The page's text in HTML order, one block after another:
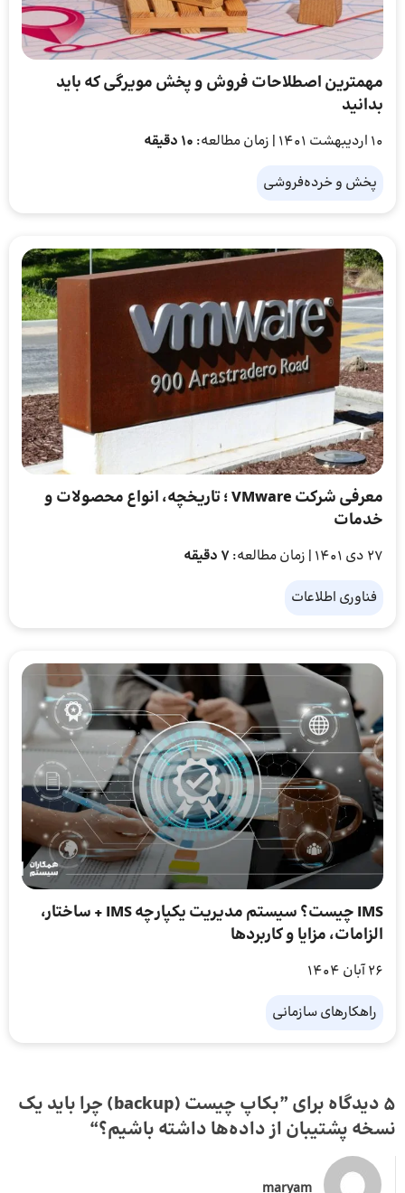
مهمترین اصطلاحات فروش و پخش مویرگی که باید
بدانید
10 اردیبهشت 1401 | زمان مطالعه: 10 دقیقه
پخش و خرده‌فروشی
معرفی شرکت VMware ؛ تاریخچه، انواع محصولات و
خدمات
27 دی 1401 | زمان مطالعه: 7 دقیقه
فناوری اطلاعات
IMS چیست؟ سیستم مدیریت یکپارچه IMS + ساختار،
الزامات، مزایا و کاربردها
26 آبان 1404
راهکارهای سازمانی
5 دیدگاه برای ”
بکاپ چیست (backup) چرا باید یک
نسخه پشتیبان از داده‌ها داشته باشیم؟“